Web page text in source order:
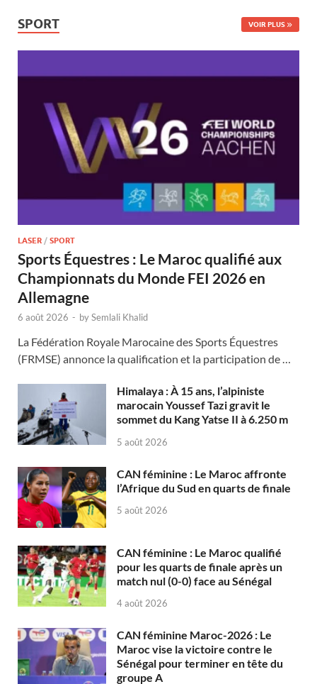
SPORT VOIR PLUS
LASER / SPORT
Sports Équestres : Le Maroc qualifié aux
Championnats du Monde FEI 2026 en
Allemagne
6 août 2026 - bySemlali Khalid
La Fédération Royale Marocaine des Sports Équestres
(FRMSE) annonce la qualification et la participation de …
Himalaya : À 15 ans, l’alpiniste
marocain Youssef Tazi gravit le
sommet du Kang Yatse II à 6.250 m
5 août 2026
CAN féminine : Le Maroc affronte
l’Afrique du Sud en quarts de finale
5 août 2026
CAN féminine : Le Maroc qualifié
pour les quarts de finale après un
match nul (0-0) face au Sénégal
4 août 2026
CAN féminine Maroc-2026 : Le
Maroc vise la victoire contre le
Sénégal pour terminer en tête du
groupe A